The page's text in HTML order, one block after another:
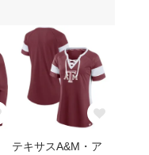
テキサスA&M・ア